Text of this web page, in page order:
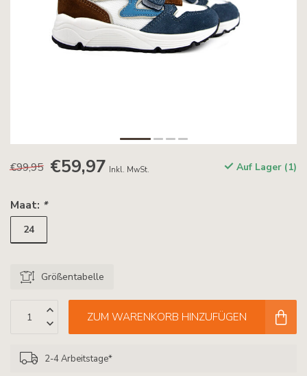
€99,95 €59,97 Inkl. MwSt. Auf Lager (1)
Maat: *
24
Größentabelle
ZUM WARENKORB HINZUFÜGEN
2-4 Arbeitstage*